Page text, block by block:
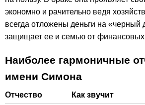
экономно и рачительно ведя
всегда отложены деньги на «черный
защищает ее и семью от
Наиболее гармоничные
имени Симона
Отчество
Как звучит